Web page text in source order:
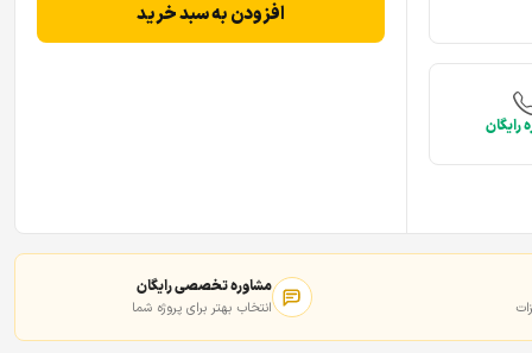
رایگان
افزودن به سبد خرید
مشاوره تخصصی رایگان
انتخاب بهتر برای پروژه شما